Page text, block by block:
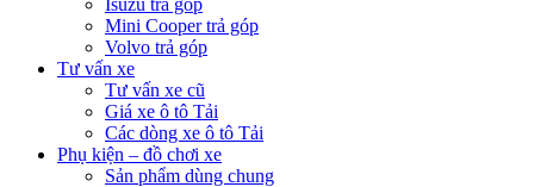
Isuzu trả góp
Mini Cooper trả góp
Volvo trả góp
Tư vấn xe
Tư vấn xe cũ
Giá xe ô tô Tải
Các dòng xe ô tô Tải
Phụ kiện – đồ chơi xe
Sản phẩm dùng chung